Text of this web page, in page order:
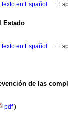
texto en Español ·
Estado
texto en Español ·
de las
pdf)